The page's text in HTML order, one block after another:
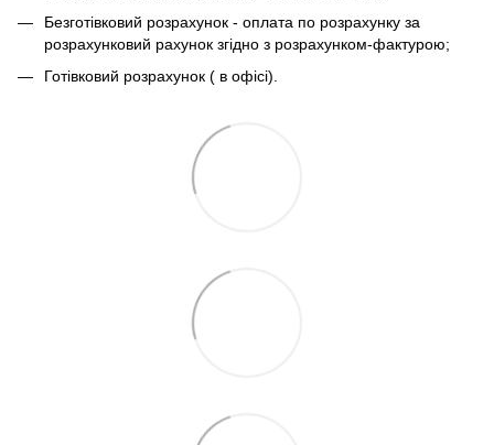
Безготівковий розрахунок - оплата по розрахунку за
розрахунковий рахунок згідно з розрахунком-фактурою;
Готівковий розрахунок ( в офісі).